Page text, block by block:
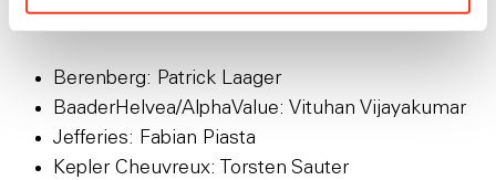
Reihenfolge):
Berenberg: Patrick Laager
BaaderHelvea/AlphaValue: Vituhan Vijayakumar
Jefferies: Fabian Piasta
Kepler Cheuvreux: Torsten Sauter